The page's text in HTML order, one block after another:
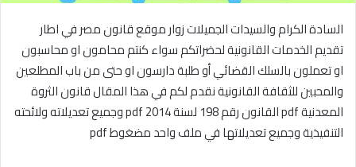
السادة الكرام والسيدات الجميلات زوار موقع قانون مصر في اطار
تقديم الخدمات القانونية لحضراتكم سواء كنتم محامون او محاسبون
او تعملون بالسلك القضائي أو طلبة دارسون او حتى من باب المطلعين
والمحبين للثقافة القانونية نقدم لكم في هذا المقال قانون الثروة
المعدنية pdf القانون رقم 198 لسنة 2014 pdf وجميع تعديلاته ولائحته
التنفيذية وجميع تعديلاتها في ملف واحد مضغوط pdf